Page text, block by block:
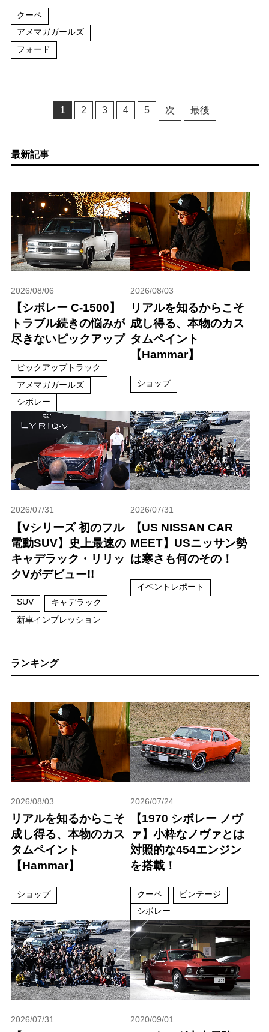
クーペ
アメマガガールズ
フォード
1 2 3 4 5 次 最後
最新記事
2026/08/06
【シボレー C-1500】
トラブル続きの悩みが
尽きないピックアップ
ピックアップトラック
アメマガガールズ
シボレー
2026/08/03
リアルを知るからこそ
成し得る、本物のカス
タムペイント
【Hammar】
ショップ
2026/07/31
【Vシリーズ 初のフル
電動SUV】史上最速の
キャデラック・リリッ
クVがデビュー!!
SUV
キャデラック
新車インプレッション
2026/07/31
【US NISSAN CAR
MEET】USニッサン勢
は寒さも何のその！
イベントレポート
ランキング
2026/08/03
リアルを知るからこそ
成し得る、本物のカス
タムペイント
【Hammar】
ショップ
2026/07/24
【1970 シボレー ノヴ
ァ】小粋なノヴァとは
対照的な454エンジン
を搭載！
クーペ
ビンテージ
シボレー
2026/07/31 2020/09/01